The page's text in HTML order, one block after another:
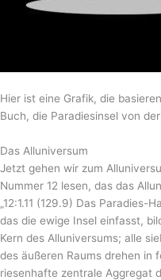
Hier ist eine Grafik, die
Buch, die Paradiesinsel von
Das Alluniversum
Jetzt gehen wir zum
Nummer 12 lesen, das das
„12:1.11 (129.9) Das
das die ewige Insel einfasst,
Kern des Alluniversums; alle
des äußeren Raums drehen in
riesenhafte zentrale Aggregat